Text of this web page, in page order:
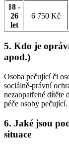
18 -
26
let
6 750 Kč
5. Kdo je
apod.)
Osoba pečující či
sociálně-právní
nezaopatřené dítěte
péče osoby pečující.
6. Jaké jsou
situace